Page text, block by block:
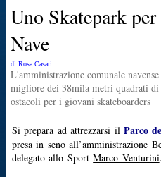
Uno Skatepark
Nave
di Rosa Casari
L'amministrazione comunale
migliore dei 38mila metri quadrati di
ostacoli per i giovani skateboarders
Si prepara ad attrezzarsi il Parco
presa in seno all’amministrazione
delegato allo SportMarco Venturini.